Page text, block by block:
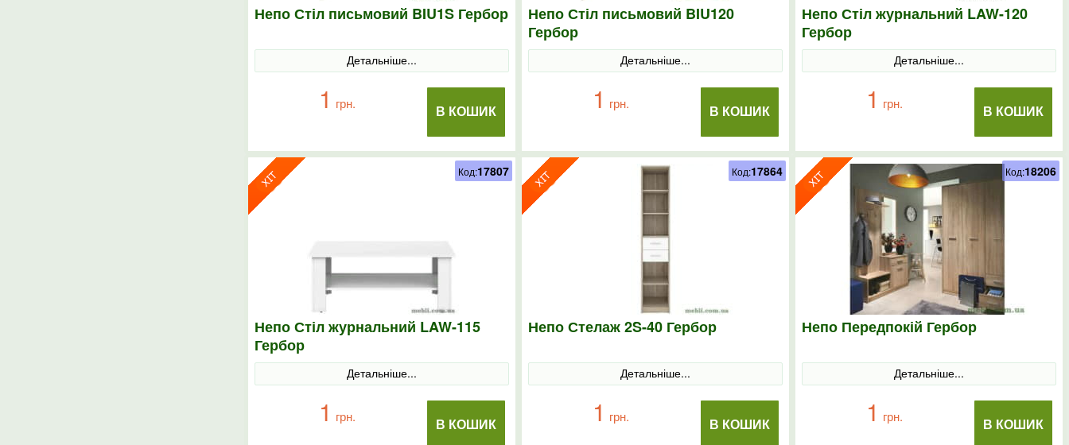
Непо Стіл письмовий BIU1S Гербор
Детальніше...
В КОШИК
1 грн.
Непо Стіл письмовий BIU120
Гербор
Детальніше...
В КОШИК
1 грн.
Непо Стіл журнальний LAW-120
Гербор
Детальніше...
В КОШИК
1 грн.
Непо Стіл журнальний LAW-115
Гербор
Детальніше...
В КОШИК
1 грн.
Код:17807
Непо Стелаж 2S-40 Гербор
Детальніше...
В КОШИК
1 грн.
Код:17864
Непо Передпокій Гербор
Детальніше...
В КОШИК
1 грн.
Код:18206